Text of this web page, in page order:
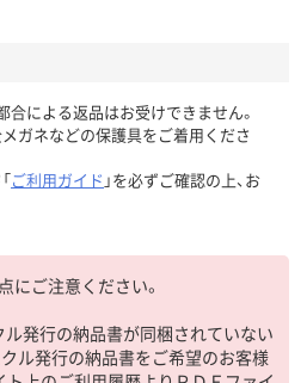
合による返品はお受けできません。
ガネなどの保護具をご着用くださ
ご利用ガイド 」を必ずご確認の上、お
にご注意ください。
ル発行の納品書が同梱されていない
ル発行の納品書をご希望のお客様